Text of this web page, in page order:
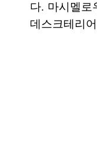
다. 마시멜로
데스크테리